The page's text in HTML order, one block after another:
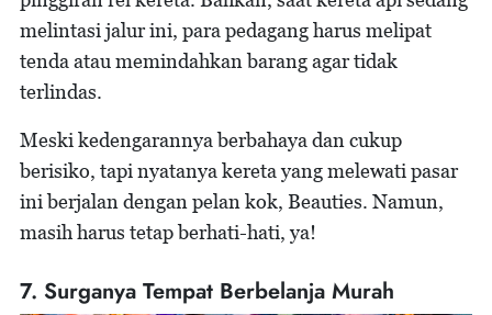
melintasi jalur ini, para pedagang harus melipat
tenda atau memindahkan barang agar tidak
terlindas.
Meski kedengarannya berbahaya dan cukup
berisiko, tapi nyatanya kereta yang melewati pasar
ini berjalan dengan pelan kok, Beauties. Namun,
masih harus tetap berhati-hati, ya!
7. Surganya Tempat Berbelanja Murah